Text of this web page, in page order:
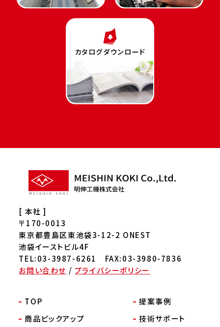
カタログダウンロード
[ 本社 ]
〒170-0013
東京都豊島区東池袋3-12-2 ONEST
池袋イーストビル4F
TEL:03-3987-6261 FAX:03-3980-7836
お問い合わせ / プライバシーポリシー
TOP
提案事例
商品ピックアップ
技術サポート